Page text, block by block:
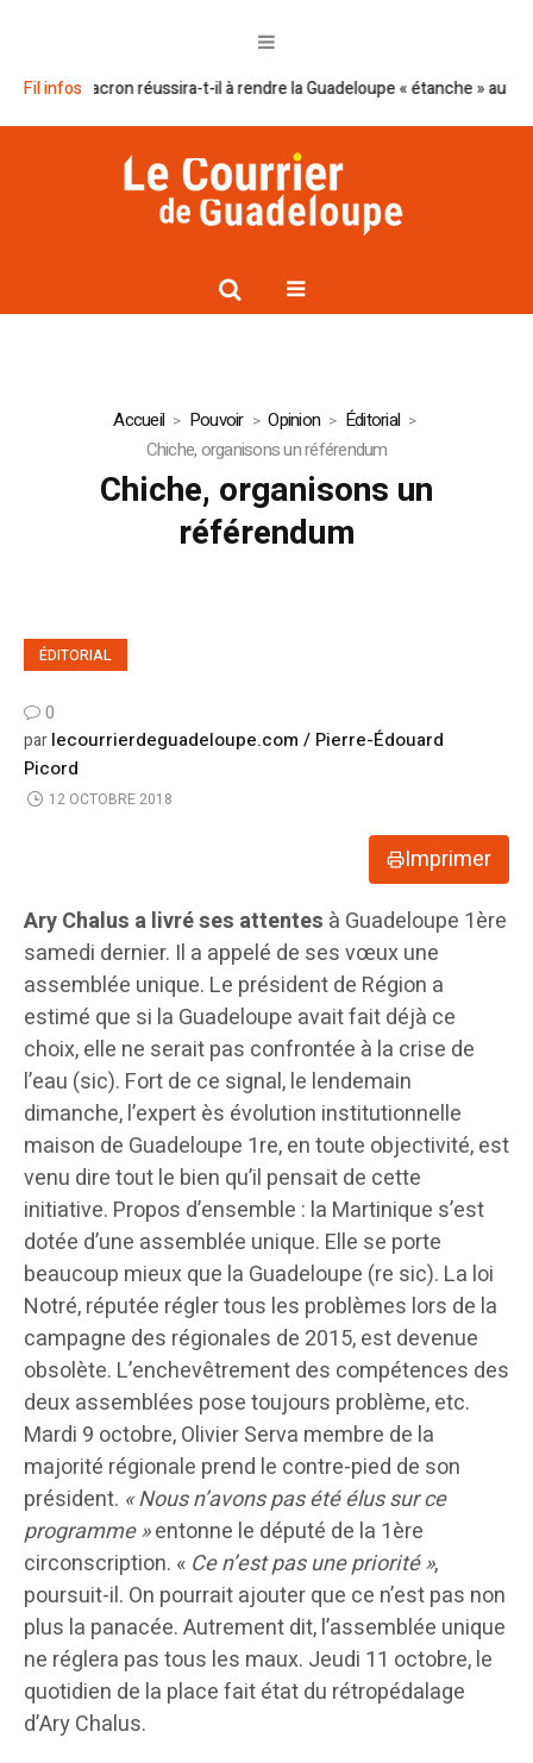
Fil infos
Le plan Macron réussira-t-il à rendre la Guadeloupe « étanche » au
Accueil Pouvoir Opinion
Éditorial
Chiche, organisons un référendum
Chiche, organisons un
référendum
ÉDITORIAL
0
parlecourrierdeguadeloupe.com / Pierre-Édouard
Picord
12 OCTOBRE 2018
Imprimer
Ary Chalus a livré ses attentes à Guadeloupe 1ère
samedi dernier. Il a appelé de ses vœux une
assemblée unique. Le président de Région a
estimé que si la Guadeloupe avait fait déjà ce
choix, elle ne serait pas confrontée à la crise de
l’eau (sic). Fort de ce signal, le lendemain
dimanche, l’expert ès évolution institutionnelle
maison de Guadeloupe 1re, en toute objectivité, est
venu dire tout le bien qu’il pensait de cette
initiative. Propos d’ensemble : la Martinique s’est
dotée d’une assemblée unique. Elle se porte
beaucoup mieux que la Guadeloupe (re sic). La loi
Notré, réputée régler tous les problèmes lors de la
campagne des régionales de 2015, est devenue
obsolète. L’enchevêtrement des compétences des
deux assemblées pose toujours problème, etc.
Mardi 9 octobre, Olivier Serva membre de la
majorité régionale prend le contre-pied de son
président. « Nous n’avons pas été élus sur ce
programme »entonne le député de la 1ère
circonscription. « Ce n’est pas une priorité »,
poursuit-il. On pourrait ajouter que ce n’est pas non
plus la panacée. Autrement dit, l’assemblée unique
ne réglera pas tous les maux. Jeudi 11 octobre, le
quotidien de la place fait état du rétropédalage
d’Ary Chalus.